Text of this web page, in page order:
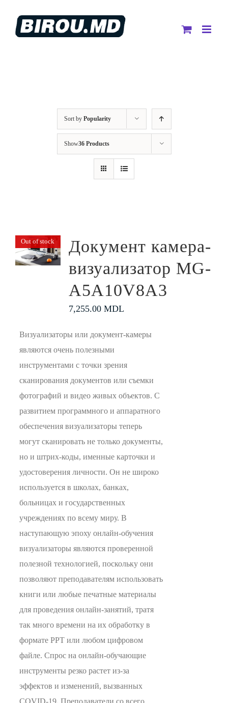
content
Sort by Popularity
Show36 Products
Out of stock
Документ камера-
визуализатор MG-
A5A10V8A3
7,255.00 MDL
Визуализаторы или документ-камеры
являются очень полезными
инструментами с точки зрения
сканирования документов или съемки
фотографий и видео живых объектов. С
развитием программного и аппаратного
обеспечения визуализаторы теперь
могут сканировать не только документы,
но и штрих-коды, именные карточки и
удостоверения личности. Он не широко
используется в школах, банках,
больницах и государственных
учреждениях по всему миру. В
наступающую эпоху онлайн-обучения
визуализаторы являются проверенной
полезной технологией, поскольку они
позволяют преподавателям использовать
книги или любые печатные материалы
для проведения онлайн-занятий, тратя
так много времени на их обработку в
формате PPT или любом цифровом
файле. Спрос на онлайн-обучающие
инструменты резко растет из-за
эффектов и изменений, вызванных
COVID-19. Преподаватели со всего